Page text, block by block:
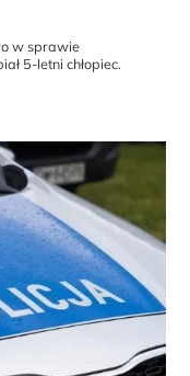
w sprawie
5-letni chłopiec.